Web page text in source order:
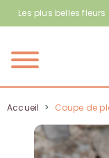
Les plus belles
Menu
Accueil > Coupe de